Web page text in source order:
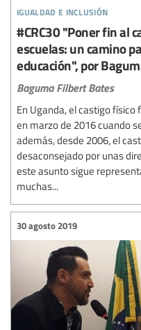
igualdad e inclusión
#CRC30 "Poner fin al
escuelas: un camino
educación", por
Baguma Filbert Bates
En Uganda, el castigo
en marzo de 2016 cuando
además, desde 2006, el
desaconsejado por unas
este asunto sigue
muchas...
30 agosto 2019